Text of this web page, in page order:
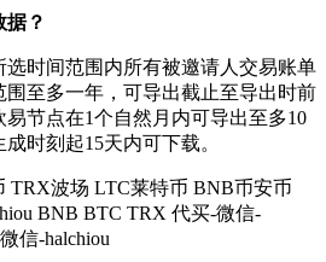
据？
时间范围内所有被邀请人交易账单
至多一年，可导出截止至导出时前
节点在1个自然月内可导出至多10
时刻起15天内可下载。
TRX波场 LTC莱特币 BNB币安币
BNB BTC TRX 代买-微信-
信-halchiou